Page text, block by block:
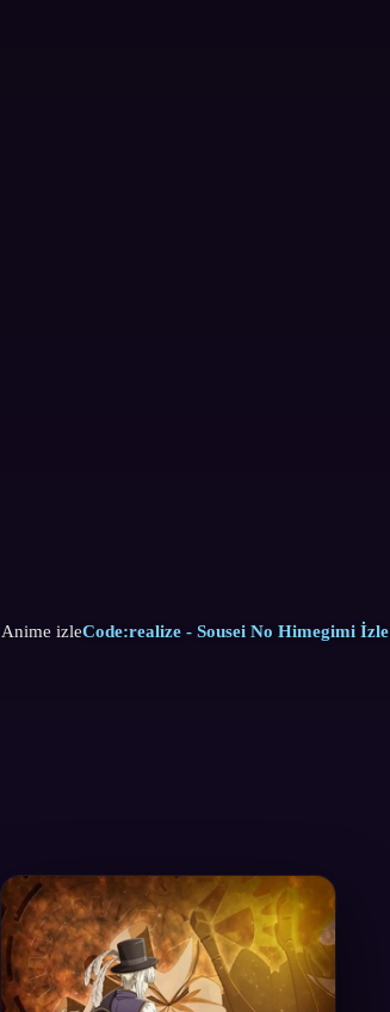
Anime izleCode:realize - Sousei No Himegimi İzle